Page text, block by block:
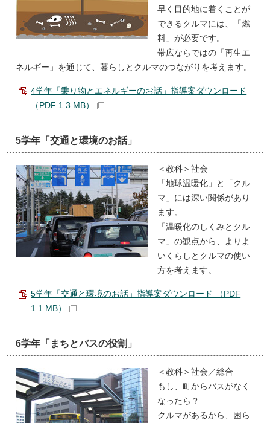
早く目的地に着くことが
できるクルマには、「燃
料」が必要です。
帯広ならではの「再生エ
ネルギー」を通じて、暮らしとクルマのつながりを考えます。
4学年「乗り物とエネルギーのお話」指導案ダウンロード
（PDF 1.3 MB）
5学年「交通と環境のお話」
＜教科＞社会
「地球温暖化」と「クル
マ」には深い関係があり
ます。
「温暖化のしくみとクル
マ」の観点から、よりよ
いくらしとクルマの使い
方を考えます。
5学年「交通と環境のお話」指導案ダウンロード （PDF
1.1 MB）
6学年「まちとバスの役割」
＜教科＞社会／総合
もし、町からバスがなく
なったら？
クルマがあるから、困ら